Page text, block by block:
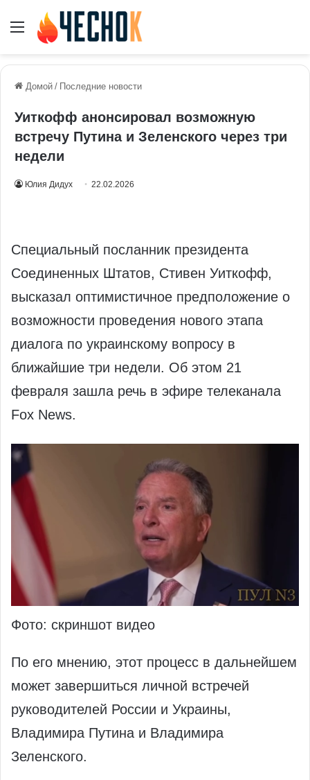
Меню
Домой / Последние новости
Уиткофф анонсировал возможную
встречу Путина и Зеленского через три
недели
Юлия Дидух 22.02.2026
Специальный посланник президента
Соединенных Штатов, Стивен Уиткофф,
высказал оптимистичное предположение о
возможности проведения нового этапа
диалога по украинскому вопросу в
ближайшие три недели. Об этом 21
февраля зашла речь в эфире телеканала
Fox News.
Фото: скриншот видео
По его мнению, этот процесс в дальнейшем
может завершиться личной встречей
руководителей России и Украины,
Владимира Путина и Владимира
Зеленского.